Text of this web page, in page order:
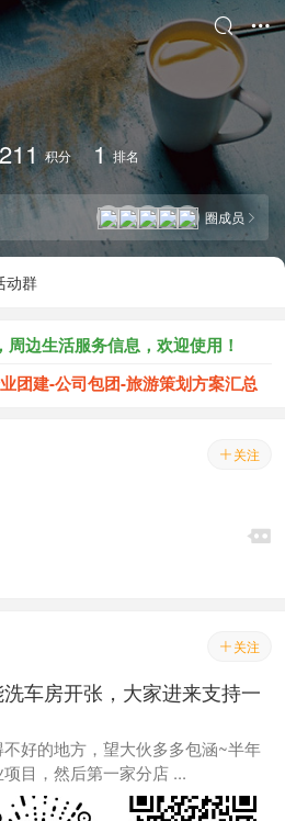


211 积分 1 排名
圈成员 
动群
边生活服务信息，欢迎使用！
团建-公司包团-旅游策划方案汇总
 关注

 关注
洗车房开张，大家进来支持一
好的地方，望大伙多多包涵~半年
目，然后第一家分店 ...